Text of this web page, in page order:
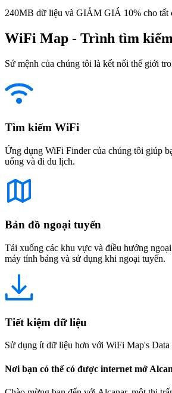
240MB dữ liệu và GIẢM GIÁ 10% cho tất
WiFi Map - Trình tìm
Sứ mệnh của chúng tôi là kết nối thế giới
Tìm kiếm WiFi
Ứng dụng WiFi Finder của chúng tôi giúp
uống và đi du lịch.
Bản đồ ngoại tuyến
Tải xuống các khu vực và điều hướng
máy tính bảng và sử dụng khi ngoại tuyến.
Tiết kiệm dữ liệu
Sử dụng ít dữ liệu hơn với WiFi Map's Data
Nơi bạn có thể có được internet mở